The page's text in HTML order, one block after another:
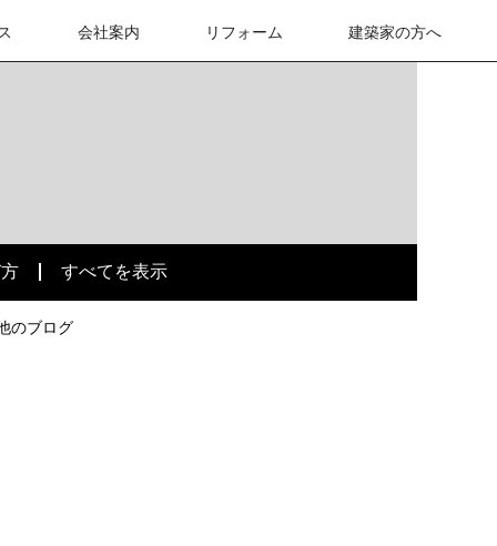
会社案内 リフォーム 建築家の方へ
すべてを表示
のブログ